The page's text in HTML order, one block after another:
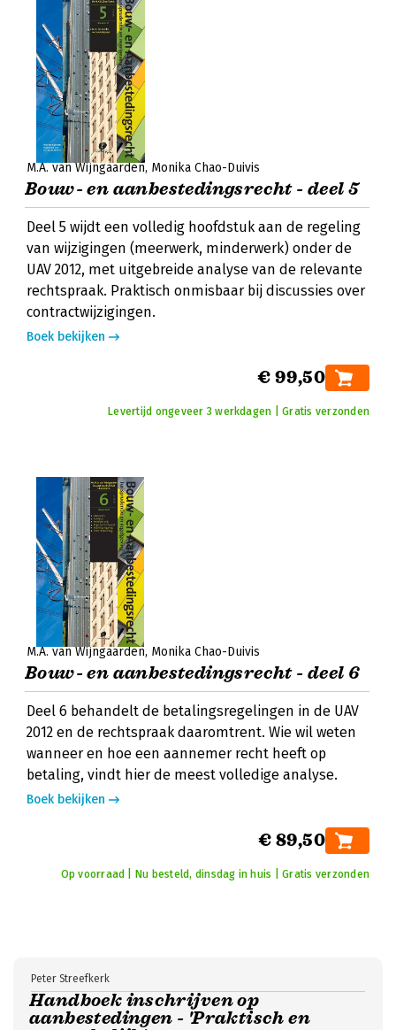
M.A. van Wijngaarden Monika Chao-Duivis
Bouw- en aanbestedingsrecht - deel 5
Deel 5 wijdt een volledig hoofdstuk aan de regeling
van wijzigingen (meerwerk, minderwerk) onder de
UAV 2012, met uitgebreide analyse van de relevante
rechtspraak. Praktisch onmisbaar bij discussies over
contractwijzigingen.
Boek bekijken
€ 99,50
Levertijd ongeveer 3 werkdagen | Gratis verzonden
M.A. van Wijngaarden Monika Chao-Duivis
Bouw- en aanbestedingsrecht - deel 6
Deel 6 behandelt de betalingsregelingen in de UAV
2012 en de rechtspraak daaromtrent. Wie wil weten
wanneer en hoe een aannemer recht heeft op
betaling, vindt hier de meest volledige analyse.
Boek bekijken
€ 89,50
Op voorraad | Nu besteld, dinsdag in huis | Gratis verzonden
Handboek inschrijven op
aanbestedingen - 'Praktisch en
Peter Streefkerk